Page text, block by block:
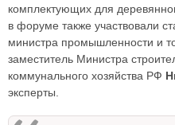
комплектующих для
в форуме также участвовали
министра промышленности и
заместитель Министра
коммунального хозяйства РФ
эксперты.